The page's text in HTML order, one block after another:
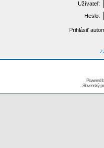
Užívateľ:
Heslo:
Prihlásiť
Powered
Slovenský